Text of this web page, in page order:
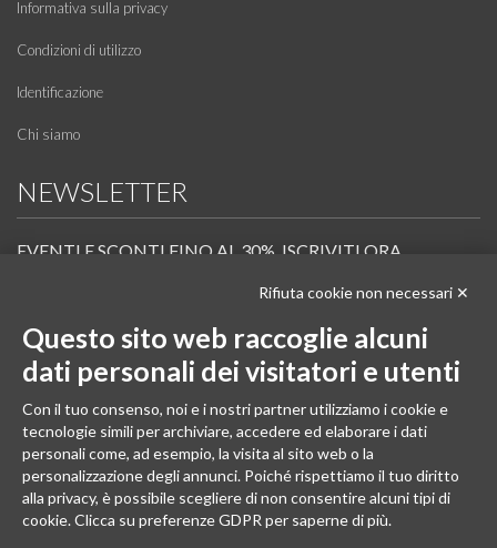
Informativa sulla privacy
Condizioni di utilizzo
Identificazione
Chi siamo
NEWSLETTER
EVENTI E SCONTI FINO AL 30%. ISCRIVITI ORA.
Scopri in anteprima i nuovi prodotti, le promozioni riservate ai professionisti e resta
Iscrivi alla Newsletter
SEGUICI
Rifiuta cookie non necessari ✕
Questo sito web raccoglie alcuni
dati personali dei visitatori e utenti
Con il tuo consenso, noi e i nostri partner utilizziamo i cookie e
tecnologie simili per archiviare, accedere ed elaborare i dati
personali come, ad esempio, la visita al sito web o la
personalizzazione degli annunci. Poiché rispettiamo il tuo diritto
alla privacy, è possibile scegliere di non consentire alcuni tipi di
cookie. Clicca su preferenze GDPR per saperne di più.